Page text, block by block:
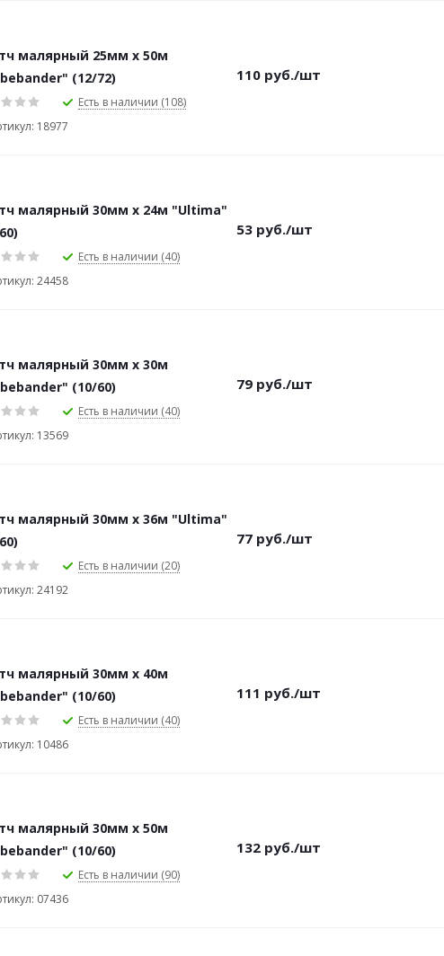
малярный 25мм х 50м
(12/72)
Есть в наличии (108)
18977
110 руб./шт
малярный 30мм х 24м "Ultima"
Есть в наличии (40)
24458
53 руб./шт
малярный 30мм х 30м
(10/60)
Есть в наличии (40)
13569
79 руб./шт
малярный 30мм х 36м "Ultima"
Есть в наличии (20)
24192
77 руб./шт
малярный 30мм х 40м
(10/60)
Есть в наличии (40)
10486
111 руб./шт
малярный 30мм х 50м
(10/60)
Есть в наличии (90)
07436
132 руб./шт